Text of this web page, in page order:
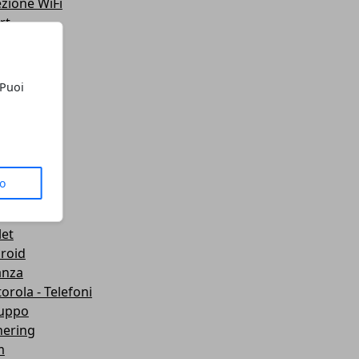
VR
- Telefoni